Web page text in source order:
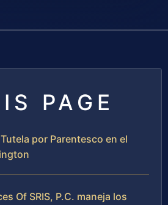
PAGE
por Parentesco en el
Of SRIS, P.C. maneja los